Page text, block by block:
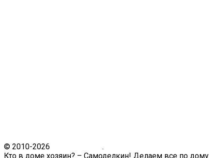
© 2010-2026
.
Кто в доме хозяин? – Самоделкин! Делаем все по дому